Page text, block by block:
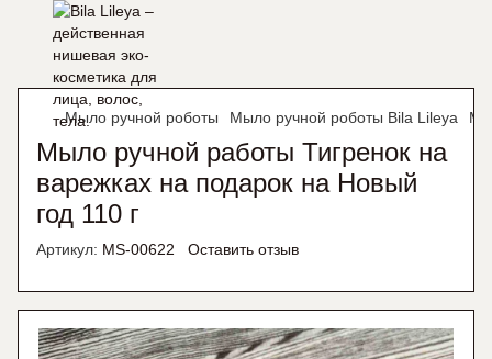
Мыло ручной роботы Мыло ручной роботы Bila Lileya
Мыло ручной работы Тигренок на
варежках на подарок на Новый
год 110 г
Артикул: MS-00622 Оставить отзыв